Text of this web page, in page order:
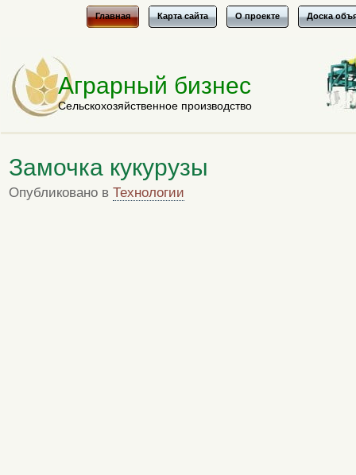
Главная Карта сайта О проекте Доска
Аграрный бизнес
Сельскохозяйственное производство
Замочка кукурузы
Опубликовано в Технологии